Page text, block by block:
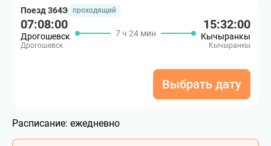
Поезд 364Э проходящий
07:08:00
Дрогошевск
Дрогошевск
7 ч 24 мин
15:32:00
Кычыранкы
Кычыранкы
Выбрать дату
Расписание: ежедневно